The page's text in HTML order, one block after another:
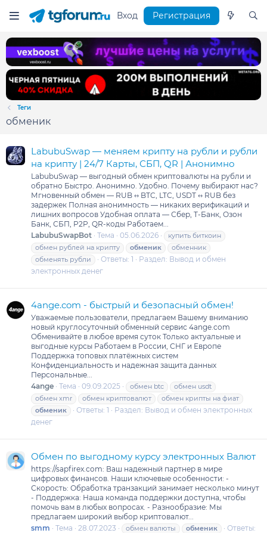
Вход Регистрация
Теги
обменик
LabubuSwap — меняем крипту на рубли и рубли
на крипту | 24/7 Карты, СБП, QR | Анонимно
LabubuSwap — выгодный обмен криптовалюты на рубли и
обратно Быстро. Анонимно. Удобно. Почему выбирают нас?
Мгновенный обмен — RUB ↔ BTC, LTC, USDT ↔ RUB без
задержек Полная анонимность — никаких верификаций и
лишних вопросов Удобная оплата — Сбер, Т-Банк, Озон
Банк, СБП, P2P, QR-коды Работаем...
LabubuSwapBot Тема 05.06.2026
купить биткоин
обмен рублей на крипту
обменик
обменник
обменять рубли
Ответы: 1 Раздел: Вывод и обмен
электронных денег
4ange.com - быстрый и безопасный обмен!
Уважаемые пользователи, предлагаем Вашему вниманию
новый круглосуточный обменный сервис 4ange.com
Обменивайте в любое время суток Только актуальные и
выгодные курсы Работаем в России, СНГ и Европе
Поддержка топовых платёжных систем
Конфиденциальность и надежная защита данных
Персональные...
4ange Тема 09.09.2025 обмен btc
обмен usdt
обмен xmr
обмен криптовалют
обмен крипты на фиат
обменик
Ответы: 1 Раздел: Вывод и обмен электронных
денег
Обмен по выгодному курсу электронных Валют
https://sapfirex.com: Ваш надежный партнер в мире
цифровых финансов. Наши ключевые особенности: -
Скорость: Обработка транзакций занимает несколько минут
- Поддержка: Наша команда поддержки доступна, чтобы
помочь вам в любых вопросах. - Разнообразие: Мы
предлагаем широкий выбор криптовалют...
smm
Тема 28.07.2023 обмен валюты обменик
Ответы: